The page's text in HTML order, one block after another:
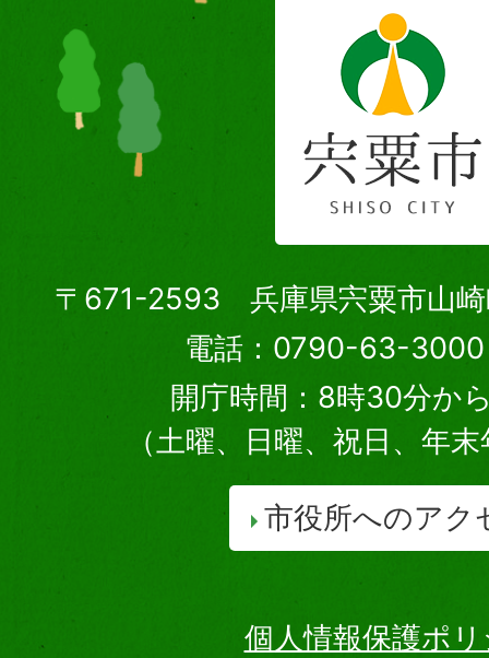
〒671-2593 兵庫県宍粟市山崎
電話：0790-63-3000
開庁時間：8時30分か
（土曜、日曜、祝日、年
市役所へのアク
個人情報保護ポ